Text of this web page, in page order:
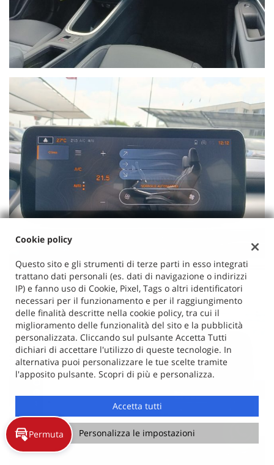
Cookie policy
Questo sito e gli strumenti di terze parti in esso integrati
trattano dati personali (es. dati di navigazione o indirizzi
IP) e fanno uso di Cookie, Pixel, Tags o altri identificatori
necessari per il funzionamento e per il raggiungimento
delle finalità descritte nella cookie policy, tra cui il
miglioramento delle funzionalità del sito e la pubblicità
personalizzata. Cliccando sul pulsante Accetta Tutti
dichiari di accettare l'utilizzo di queste tecnologie. In
alternativa puoi personalizzare le tue scelte tramite
l'apposito pulsante. Scopri di più e personalizza.
Accetta tutti
Personalizza le impostazioni
Permuta